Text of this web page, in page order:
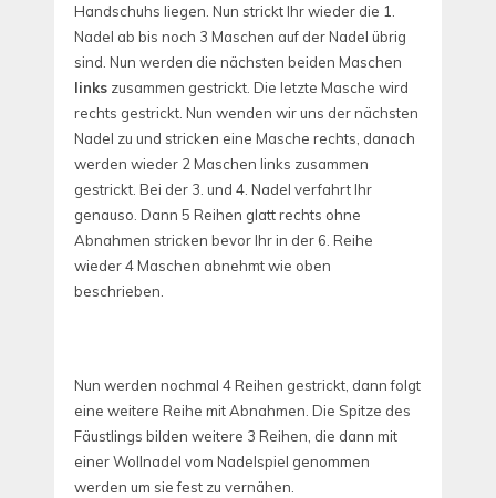
Handschuhs liegen. Nun strickt Ihr wieder die 1.
Nadel ab bis noch 3 Maschen auf der Nadel übrig
sind. Nun werden die nächsten beiden Maschen
links zusammen gestrickt. Die letzte Masche wird
rechts gestrickt. Nun wenden wir uns der nächsten
Nadel zu und stricken eine Masche rechts, danach
werden wieder 2 Maschen links zusammen
gestrickt. Bei der 3. und 4. Nadel verfahrt Ihr
genauso. Dann 5 Reihen glatt rechts ohne
Abnahmen stricken bevor Ihr in der 6. Reihe
wieder 4 Maschen abnehmt wie oben
beschrieben.
Nun werden nochmal 4 Reihen gestrickt, dann folgt
eine weitere Reihe mit Abnahmen. Die Spitze des
Fäustlings bilden weitere 3 Reihen, die dann mit
einer Wollnadel vom Nadelspiel genommen
werden um sie fest zu vernähen.